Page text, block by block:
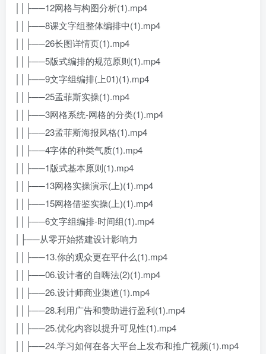
││├──12网格与构图分析(1).mp4
││├──8课文字组整体编排中(1).mp4
││├──26长图详情页(1).mp4
││├──5版式编排的规范原则(1).mp4
││├──9文字组编排(上01)(1).mp4
││├──25孟菲斯实操(1).mp4
││├──3网格系统-网格的分类(1).mp4
││├──23孟菲斯海报风格(1).mp4
││├──4字体的种类气质(1).mp4
││├──1版式基本原则(1).mp4
││├──13网格实操演示(上)(1).mp4
││├──15网格借鉴实操(上)(1).mp4
││├──6文字组编排-时间组(1).mp4
│├──从零开始搭建设计影响力
││├──13.你的观众更在平什么(1).mp4
││├──06.设计者的自嗨法(2)(1).mp4
││├──26.设计师商业渠道(1).mp4
││├──28.利用广告和赞助进行盈利(1).mp4
││├──25.优化内容以提升可见性(1).mp4
││├──24.学习如何在各大平台上发布和推广视频(1).mp4